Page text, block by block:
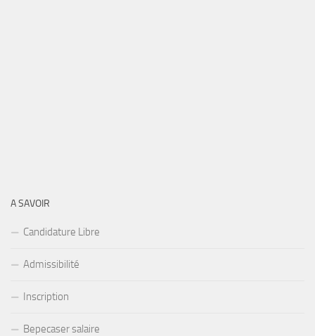
A SAVOIR
Candidature Libre
Admissibilité
Inscription
Bepecaser salaire